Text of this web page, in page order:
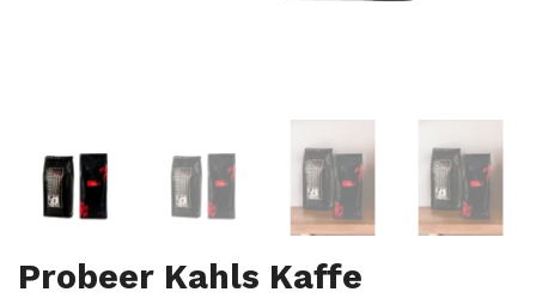
Probeer Kahls Kaffe